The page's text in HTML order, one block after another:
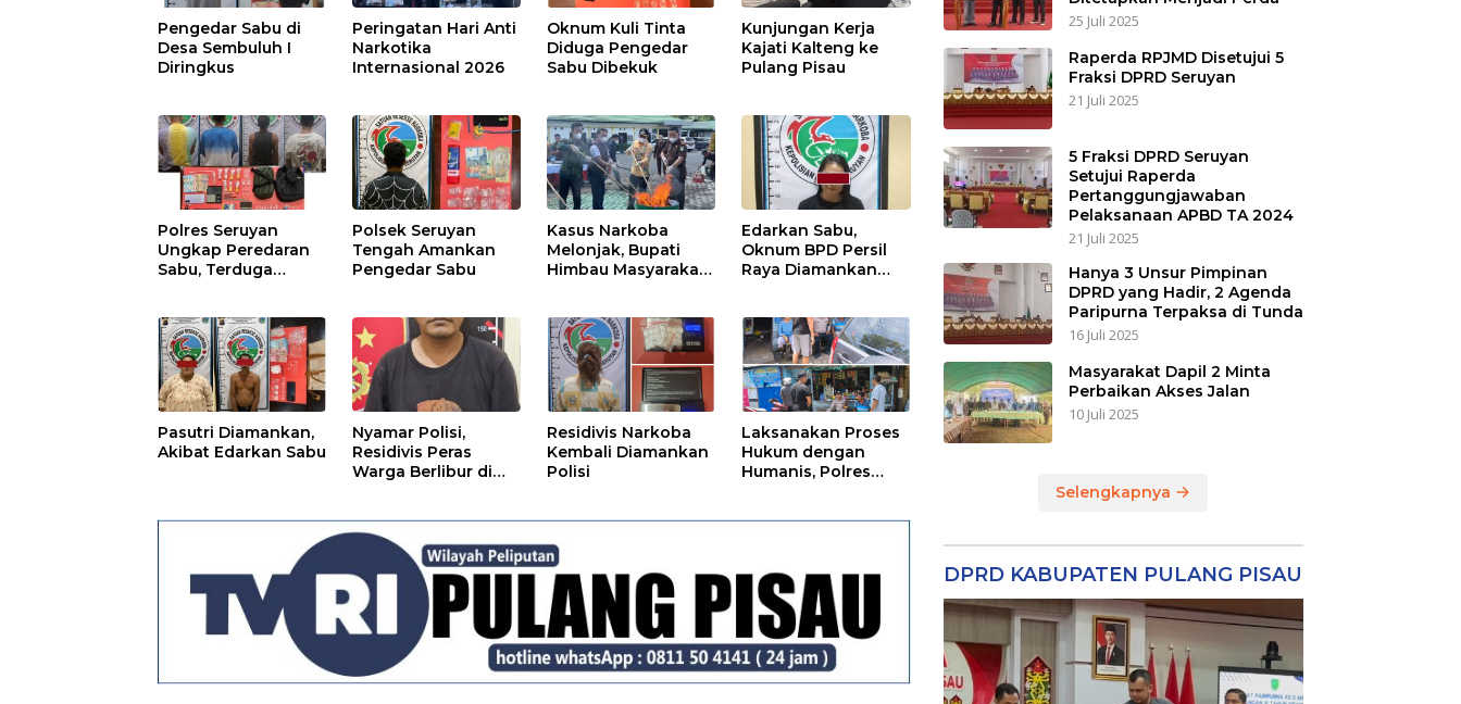
Pengedar Sabu di
Desa Sembuluh I
Diringkus
Peringatan Hari Anti
Narkotika
Internasional 2026
Oknum Kuli Tinta
Diduga Pengedar
Sabu Dibekuk
Kunjungan Kerja
Kajati Kalteng ke
Pulang Pisau
Polres Seruyan
Ungkap Peredaran
Sabu, Terduga
Polsek Seruyan
Tengah Amankan
Pengedar Sabu
Kasus Narkoba
Melonjak, Bupati
Himbau Masyarakat
Edarkan Sabu,
Oknum BPD Persil
Raya Diamankan
Pasutri Diamankan,
Akibat Edarkan Sabu
Nyamar Polisi,
Residivis Peras
Warga Berlibur di
Residivis Narkoba
Kembali Diamankan
Polisi
Laksanakan Proses
Hukum dengan
Humanis, Polres
25 Juli 2025
Raperda RPJMD Disetujui 5
Fraksi DPRD Seruyan
21 Juli 2025
5 Fraksi DPRD Seruyan
Setujui Raperda
Pertanggungjawaban
Pelaksanaan APBD TA 2024
21 Juli 2025
Hanya 3 Unsur Pimpinan
DPRD yang Hadir, 2 Agenda
Paripurna Terpaksa di Tunda
16 Juli 2025
Masyarakat Dapil 2 Minta
Perbaikan Akses Jalan
10 Juli 2025
Selengkapnya
DPRD KABUPATEN PULANG PISAU